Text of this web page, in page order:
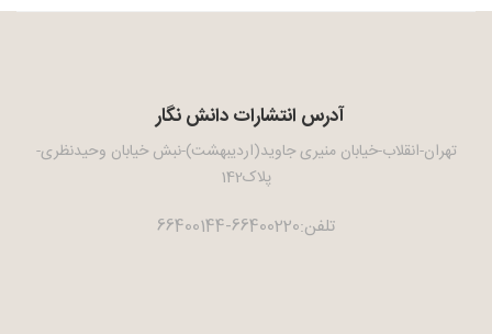
آدرس انتشارات دانش نگار
تهران-انقلاب-خیابان منیری جاوید(اردیبهشت)-نبش خیابان وحیدنظری-
پلاک142
تلفن:66400220-66400144